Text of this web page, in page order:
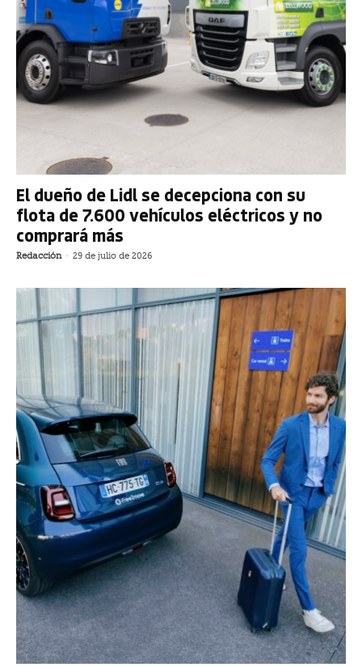
El dueño de Lidl se decepciona con su
flota de 7.600 vehículos eléctricos y no
comprará más
Redacción - 29 de julio de 2026